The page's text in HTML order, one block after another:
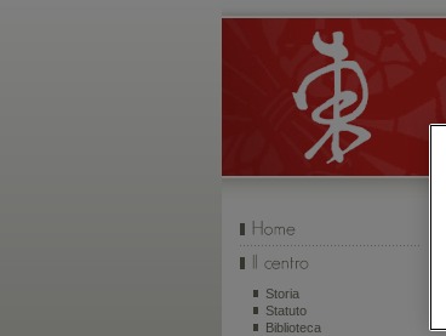
Storia
Statuto
Biblioteca